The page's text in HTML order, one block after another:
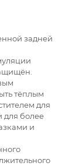
задней
тёплым
для
для более
и